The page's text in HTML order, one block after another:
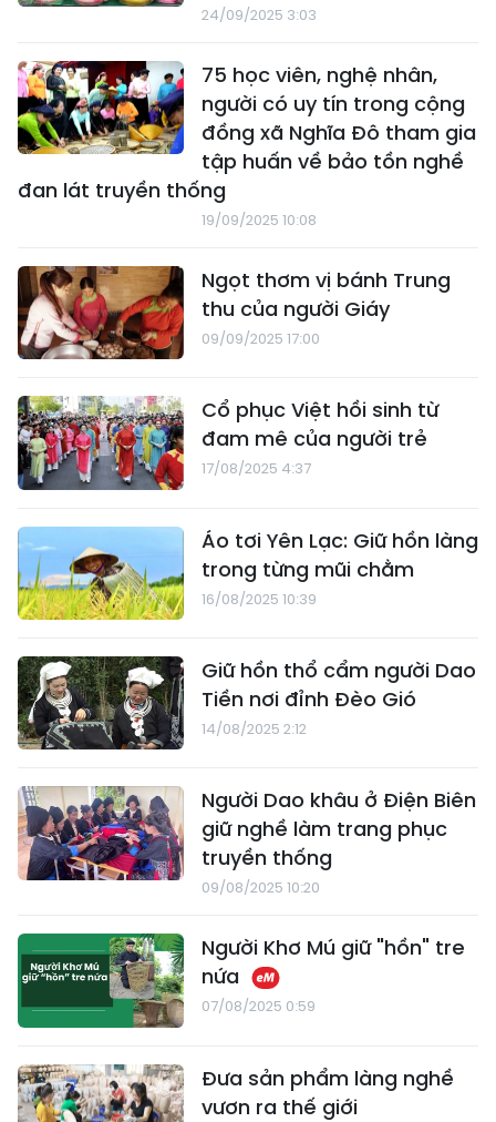
24/09/2025 3:03
75 học viên, nghệ nhân,
người có uy tín trong cộng
đồng xã Nghĩa Đô tham gia
tập huấn về bảo tồn nghề
đan lát truyền thống
19/09/2025 10:08
Ngọt thơm vị bánh Trung
thu của người Giáy
09/09/2025 17:00
Cổ phục Việt hồi sinh từ
đam mê của người trẻ
17/08/2025 4:37
Áo tơi Yên Lạc: Giữ hồn làng
trong từng mũi chằm
16/08/2025 10:39
Giữ hồn thổ cẩm người Dao
Tiền nơi đỉnh Đèo Gió
14/08/2025 2:12
Người Dao khâu ở Điện Biên
giữ nghề làm trang phục
truyền thống
09/08/2025 10:20
Người Khơ Mú giữ "hồn" tre
nứa
07/08/2025 0:59
Đưa sản phẩm làng nghề
vươn ra thế giới